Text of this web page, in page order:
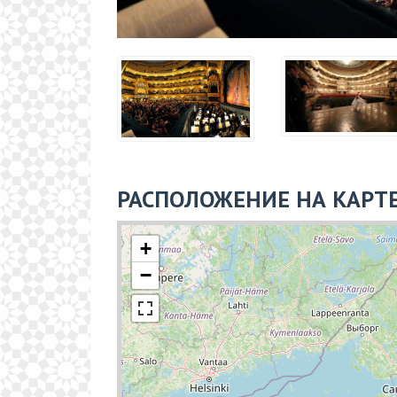
РАСПОЛОЖЕНИЕ НА
+
−